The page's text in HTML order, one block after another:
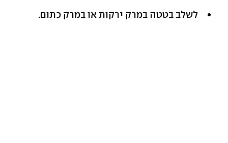
לשלב בטטה במרק ירקות או במרק כתום.